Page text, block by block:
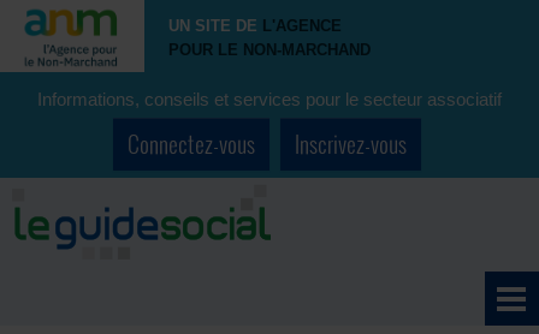
UN SITE DE L'AGENCE
POUR LE NON-MARCHAND
Informations, conseils et services pour le secteur associatif
Connectez-vous Inscrivez-vous